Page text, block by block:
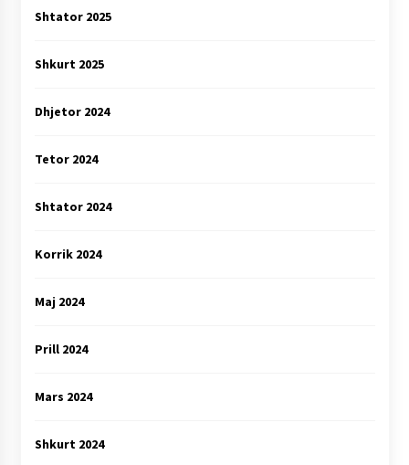
Shtator 2025
Shkurt 2025
Dhjetor 2024
Tetor 2024
Shtator 2024
Korrik 2024
Maj 2024
Prill 2024
Mars 2024
Shkurt 2024